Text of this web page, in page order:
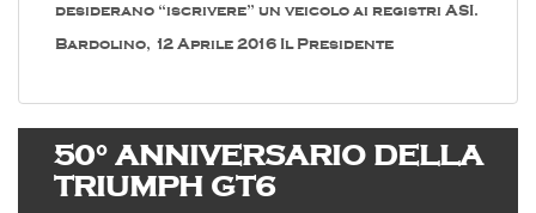
desiderano “iscrivere” un veicolo ai registri ASI.
Bardolino, 12 Aprile 2016 Il Presidente
50° ANNIVERSARIO DELLA
TRIUMPH GT6